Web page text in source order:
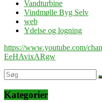
Vandturbine
Vindmølle Byg Selv
web
Ydelse og logning
https://www.youtube.com/
EeHAvixARgw
Kategorier